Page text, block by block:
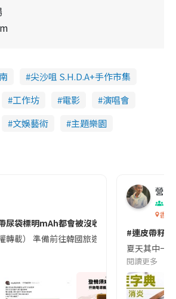
尖沙咀 S.H.D.A+手作市集
工作坊 電影
演唱會
文娛藝術 主題樂園
尿袋標明mAh都會被沒收😱出發前切記檢查
權轉載） 準備前往韓國旅遊的民眾，近期要
營養
香港
#連皮帶籽
夏天其中一
閱讀更多